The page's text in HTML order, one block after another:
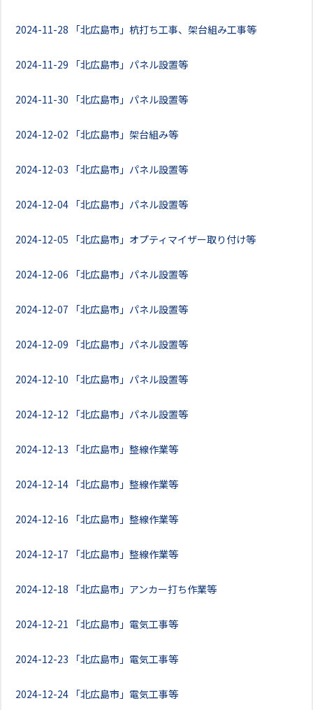
2024-11-28 「北広島市」杭打ち工事、架台組み工事等
2024-11-29 「北広島市」パネル設置等
2024-11-30 「北広島市」パネル設置等
2024-12-02 「北広島市」架台組み等
2024-12-03 「北広島市」パネル設置等
2024-12-04 「北広島市」パネル設置等
2024-12-05 「北広島市」オプティマイザー取り付け等
2024-12-06 「北広島市」パネル設置等
2024-12-07 「北広島市」パネル設置等
2024-12-09 「北広島市」パネル設置等
2024-12-10 「北広島市」パネル設置等
2024-12-12 「北広島市」パネル設置等
2024-12-13 「北広島市」整線作業等
2024-12-14 「北広島市」整線作業等
2024-12-16 「北広島市」整線作業等
2024-12-17 「北広島市」整線作業等
2024-12-18 「北広島市」アンカー打ち作業等
2024-12-21 「北広島市」電気工事等
2024-12-23 「北広島市」電気工事等
2024-12-24 「北広島市」電気工事等